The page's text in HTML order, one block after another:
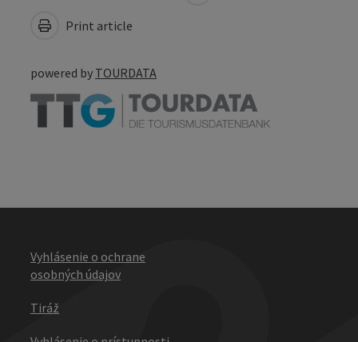
Print article
powered by TOURDATA
Vyhlásenie o ochrane
osobných údajov
Tiráž